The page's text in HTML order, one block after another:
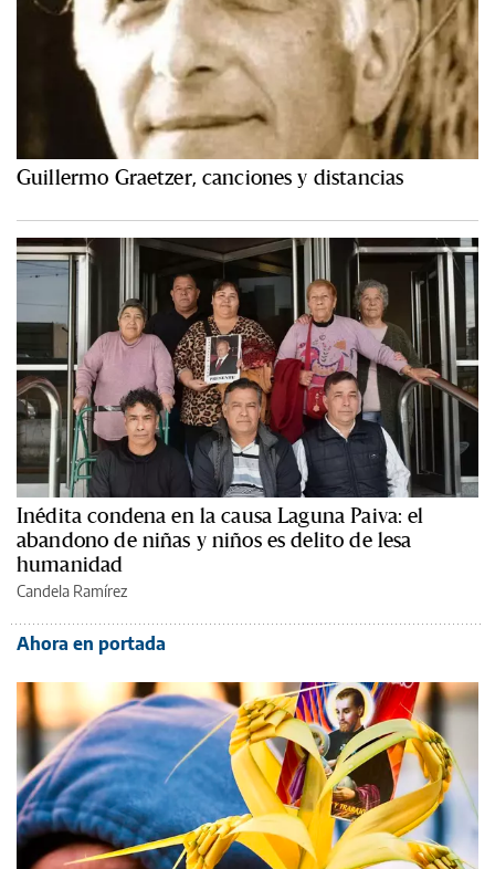
Guillermo Graetzer, canciones y distancias
Inédita condena en la causa Laguna Paiva: el
abandono de niñas y niños es delito de lesa
humanidad
Candela Ramírez
Ahora en portada